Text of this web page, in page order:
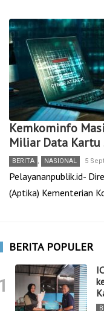
Kemkominfo
Miliar Data Kartu
BERITA , NASIONAL 5
Pelayananpublik.id-
(Aptika) Kementerian
BERITA POPULER